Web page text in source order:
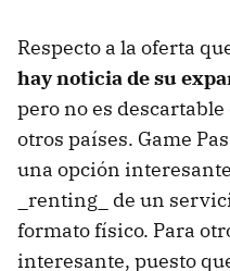
Respecto a la oferta
hay noticia de su
pero no es
otros países. Game
una opción
_renting_ de un
formato físico. Para
interesante, puesto